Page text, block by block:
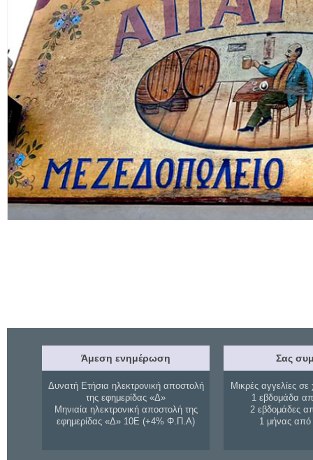
Άμεση ενημέρωση
Δυνατή Ετήσια ηλεκτρονική αποστολή
της εφημερίδας «Δ»
Μηνιαία ηλεκτρονική αποστολή της
εφημερίδας «Δ» 10Ε (+4% Φ.Π.Α)
Σας
Μικρές αγγελίες σε
1 εβδομάδα
2 εβδομάδες
1 μήνας